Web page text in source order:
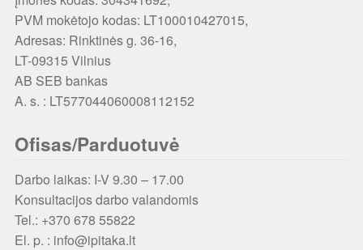
PVM mokėtojo kodas: LT100010427015,
Adresas: Rinktinės g. 36-16,
LT-09315 Vilnius
AB SEB bankas
A. s. : LT577044060008112152
Ofisas/Parduotuvė
Darbo laikas: I-V 9.30 – 17.00
Konsultacijos darbo valandomis
Tel.: +370 678 55822
El. p. : info@ipitaka.lt